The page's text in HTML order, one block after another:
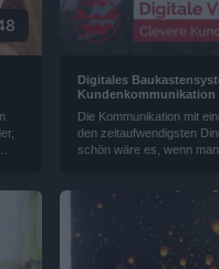
Digitales
Kundenkommunikation
Die Kommunikation mit
den zeitaufwendigsten
schön wäre es, wenn
erledigen könnte. Und
Feedback der
genau das und macht so
Kunden zufriedener.